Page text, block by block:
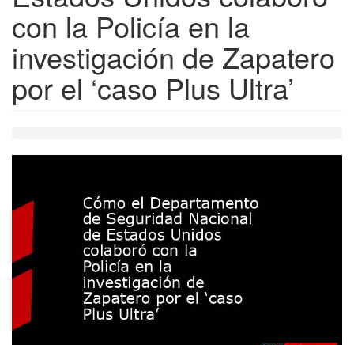
con la Policía en la
investigación de Zapatero
por el ‘caso Plus Ultra’